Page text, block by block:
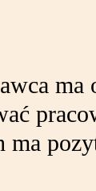
ma
ma